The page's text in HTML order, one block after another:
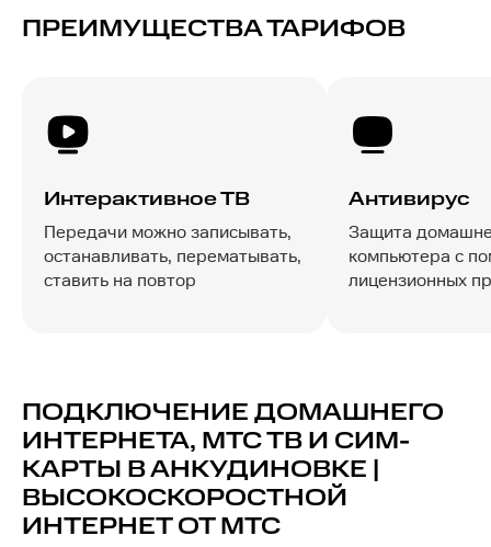
ПРЕИМУЩЕСТВА ТАРИФОВ
Интерактивное ТВ
Передачи можно записывать,
останавливать, перематывать,
ставить на повтор
Антивирус
Защита
компьютера с
лицензионных
ПОДКЛЮЧЕНИЕ ДОМАШНЕГО
ИНТЕРНЕТА, МТС ТВ И СИМ-
КАРТЫ В АНКУДИНОВКЕ |
ВЫСОКОСКОРОСТНОЙ
ИНТЕРНЕТ ОТ МТС